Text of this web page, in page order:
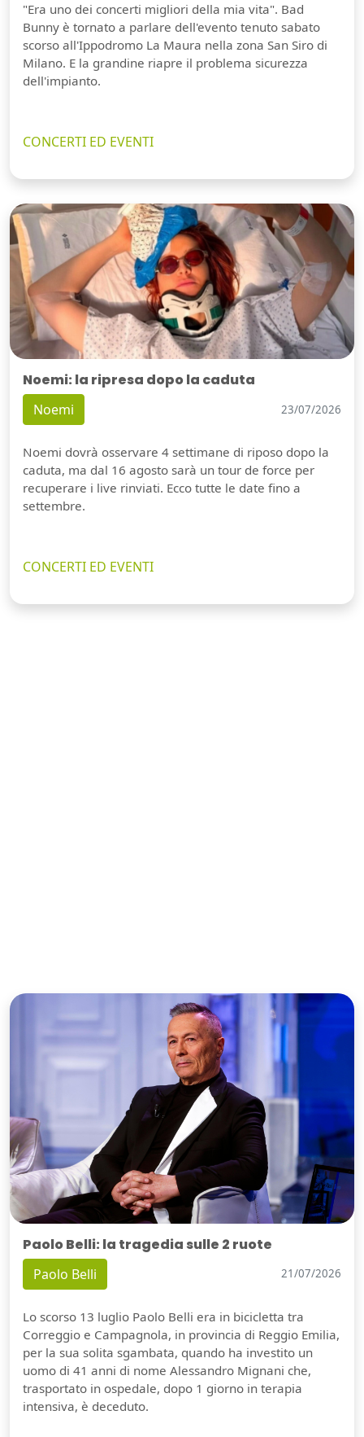
"Era uno dei concerti migliori della mia vita". Bad
Bunny è tornato a parlare dell'evento tenuto sabato
scorso all'Ippodromo La Maura nella zona San Siro di
Milano. E la grandine riapre il problema sicurezza
dell'impianto.
CONCERTI ED EVENTI
Noemi: la ripresa dopo la caduta
Noemi 23/07/2026
Noemi dovrà osservare 4 settimane di riposo dopo la
caduta, ma dal 16 agosto sarà un tour de force per
recuperare i live rinviati. Ecco tutte le date fino a
settembre.
CONCERTI ED EVENTI
Paolo Belli: la tragedia sulle 2 ruote
Paolo Belli 21/07/2026
Lo scorso 13 luglio Paolo Belli era in bicicletta tra
Correggio e Campagnola, in provincia di Reggio Emilia,
per la sua solita sgambata, quando ha investito un
uomo di 41 anni di nome Alessandro Mignani che,
trasportato in ospedale, dopo 1 giorno in terapia
intensiva, è deceduto.